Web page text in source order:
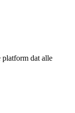
dat alle